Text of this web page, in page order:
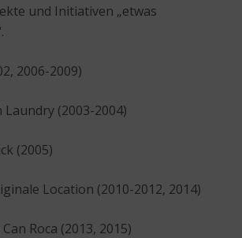
und Initiativen „etwas
2006-2009)
Laundry (2003-2004)
(2005)
Location (2010-2012, 2014)
Can Roca (2013, 2015)